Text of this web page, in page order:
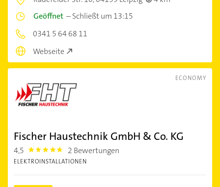
Geöffnet –Schließt um 13:15
0341 5 64 68 11
Webseite
ECONOMY
Fischer Haustechnik GmbH & Co. KG
4,5 4.5 2 Bewertungen
ELEKTROINSTALLATIONEN